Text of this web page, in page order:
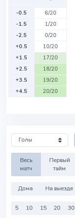
-0.5
6/20
-1.5
1/20
-2.5
0/20
+0.5
10/20
+1.5
17/20
+2.5
18/20
+3.5
19/20
+4.5
20/20
Весь
матч
Первый
тайм
Дома На выезде
5 10 15 20 30